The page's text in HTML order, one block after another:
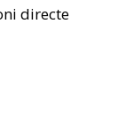
directe